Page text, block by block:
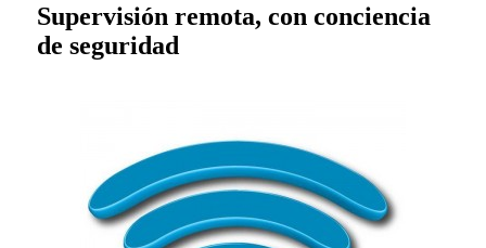
Supervisión remota, con conciencia
de seguridad